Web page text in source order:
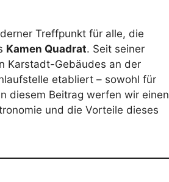
Treffpunkt für alle, die
Kamen Quadrat. Seit seiner
Karstadt-Gebäudes an der
etabliert – sowohl für
diesem Beitrag werfen wir einen
und die Vorteile dieses